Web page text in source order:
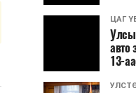
ЦАГ
авто
13-